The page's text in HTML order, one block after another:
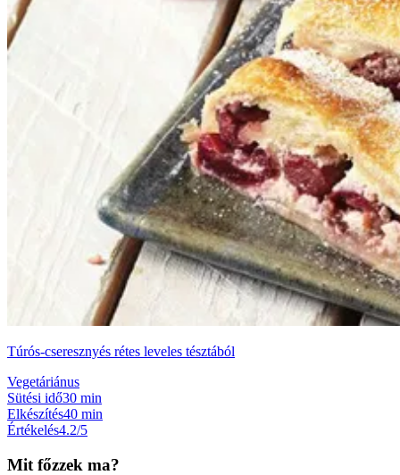
Túrós-cseresznyés rétes leveles tésztából
Vegetáriánus
Sütési idő30 min
Elkészítés40 min
Értékelés4.2/5
Mit főzzek ma?